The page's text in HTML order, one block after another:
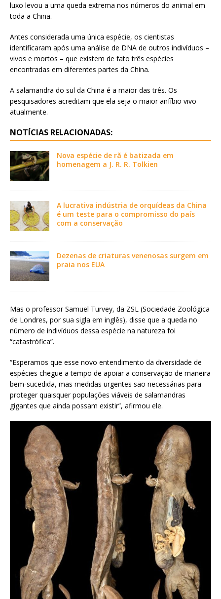
luxo levou a uma queda extrema nos números do animal em
toda a China.
Antes considerada uma única espécie, os cientistas
identificaram após uma análise de DNA de outros indivíduos –
vivos e mortos – que existem de fato três espécies
encontradas em diferentes partes da China.
A salamandra do sul da China é a maior das três. Os
pesquisadores acreditam que ela seja o maior anfíbio vivo
atualmente.
NOTÍCIAS RELACIONADAS:
Nova espécie de rã é batizada em
homenagem a J. R. R. Tolkien
A lucrativa indústria de orquídeas da China
é um teste para o compromisso do país
com a conservação
Dezenas de criaturas venenosas surgem em
praia nos EUA
Mas o professor Samuel Turvey, da ZSL (Sociedade Zoológica
de Londres, por sua sigla em inglês), disse que a queda no
número de indivíduos dessa espécie na natureza foi
“catastrófica”.
“Esperamos que esse novo entendimento da diversidade de
espécies chegue a tempo de apoiar a conservação de maneira
bem-sucedida, mas medidas urgentes são necessárias para
proteger quaisquer populações viáveis ​​de salamandras
gigantes que ainda possam existir”, afirmou ele.